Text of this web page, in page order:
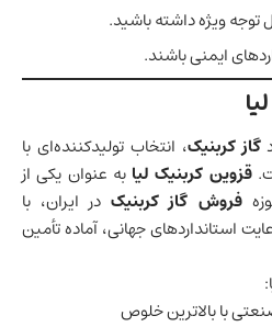
ویژه داشته باشید.
ایمنی باشند.
گاز کربنیک، انتخاب تولیدکننده‌ای با
قزوین کربنیک لیا به عنوان یکی از
فروش گاز کربنیکدر ایران، با
استانداردهای جهانی، آماده تأمین
با بالاترین خلوص